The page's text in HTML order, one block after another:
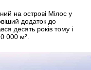
на острові Мілос у
додаток до
десять років тому і
000 м².